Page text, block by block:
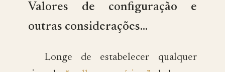
Valores de configuração e
outras considerações…
Longe de estabelecer qualquer